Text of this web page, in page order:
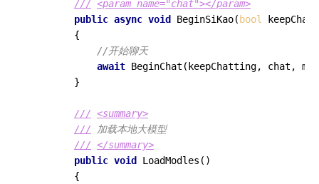
/// <param name="chat"></param>
public async void BeginSiKao(bool
        {
//开始聊天
await BeginChat(keepChatting, chat,
        }
/// <summary>
/// 加载本地大模型
/// </summary>
public void LoadModles ()
        {